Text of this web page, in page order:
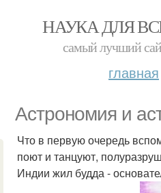
НАУКА ДЛЯ
самый лучший
главная
Астрономия и
Что в первую очередь
поют и танцуют,
Индии жил будда -